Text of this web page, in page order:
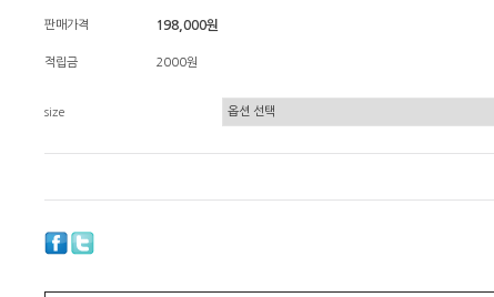
판매가격 198,000원
적립금 2000원
size